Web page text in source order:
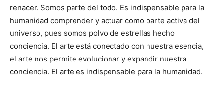
renacer. Somos parte del todo. Es indispensable para la
humanidad comprender y actuar como parte activa del
universo, pues somos polvo de estrellas hecho
conciencia. El arte está conectado con nuestra esencia,
el arte nos permite evolucionar y expandir nuestra
conciencia. El arte es indispensable para la humanidad.